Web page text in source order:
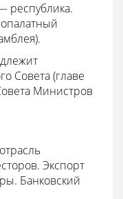
республика.
Совета (главе
Министров
Экспорт
Банковский